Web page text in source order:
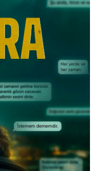
Ahsen Eroğlu